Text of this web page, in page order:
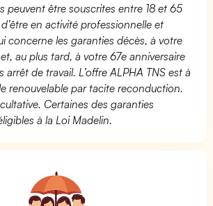
peuvent être souscrites entre 18 et 65
en activité professionnelle et
concerne les garanties décès, à votre
au plus tard, à votre 67e anniversaire
arrêt de travail. L’offre ALPHA TNS est à
renouvelable par tacite reconduction.
Certaines des garanties
à la Loi Madelin.